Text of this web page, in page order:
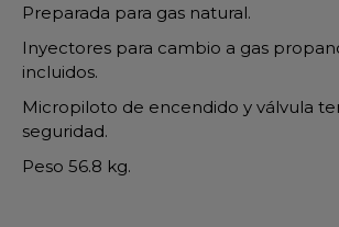
Preparada para gas natural.
Inyectores para cambio a gas
incluidos.
Micropiloto de encendido y válvula
seguridad.
Peso 56.8 kg.